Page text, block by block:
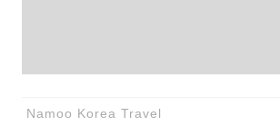
Namoo Korea Travel